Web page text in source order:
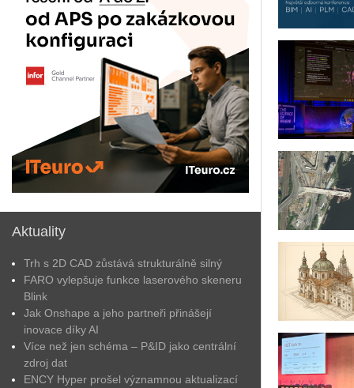
Aktuality
Trh s 2D CAD zůstává strukturálně silný
FARO vylepšuje funkce laserového skeneru
Blink
Jak Onshape a jeho partneři přinášejí
inovace díky AI
Více než jen schéma – P&ID jako centrální
zdroj dat
ENCY Hyper prošel významnou aktualizací